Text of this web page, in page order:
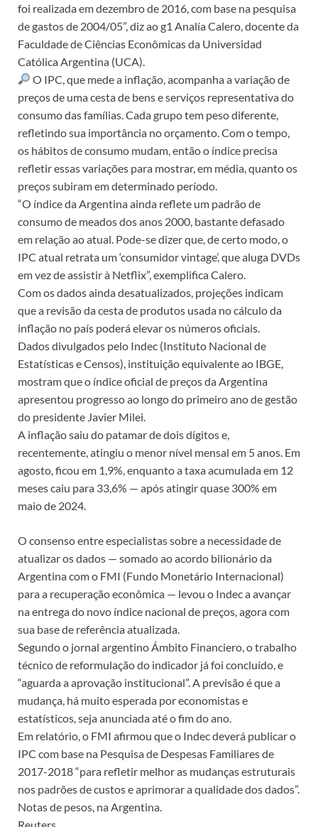
foi realizada em dezembro de 2016, com base na pesquisa
de gastos de 2004/05”, diz ao g1 Analía Calero, docente da
Faculdade de Ciências Econômicas da Universidad
Católica Argentina (UCA).
O IPC, que mede a inflação, acompanha a variação de
preços de uma cesta de bens e serviços representativa do
consumo das famílias. Cada grupo tem peso diferente,
refletindo sua importância no orçamento. Com o tempo,
os hábitos de consumo mudam, então o índice precisa
refletir essas variações para mostrar, em média, quanto os
preços subiram em determinado período.
“O índice da Argentina ainda reflete um padrão de
consumo de meados dos anos 2000, bastante defasado
em relação ao atual. Pode-se dizer que, de certo modo, o
IPC atual retrata um ‘consumidor vintage’, que aluga DVDs
em vez de assistir à Netflix”, exemplifica Calero.
Com os dados ainda desatualizados, projeções indicam
que a revisão da cesta de produtos usada no cálculo da
inflação no país poderá elevar os números oficiais.
Dados divulgados pelo Indec (Instituto Nacional de
Estatísticas e Censos), instituição equivalente ao IBGE,
mostram que o índice oficial de preços da Argentina
apresentou progresso ao longo do primeiro ano de gestão
do presidente Javier Milei.
A inflação saiu do patamar de dois dígitos e,
recentemente, atingiu o menor nível mensal em 5 anos. Em
agosto, ficou em 1,9%, enquanto a taxa acumulada em 12
meses caiu para 33,6% — após atingir quase 300% em
maio de 2024.
O consenso entre especialistas sobre a necessidade de
atualizar os dados — somado ao acordo bilionário da
Argentina com o FMI (Fundo Monetário Internacional)
para a recuperação econômica — levou o Indec a avançar
na entrega do novo índice nacional de preços, agora com
sua base de referência atualizada.
Segundo o jornal argentino Ámbito Financiero, o trabalho
técnico de reformulação do indicador já foi concluído, e
“aguarda a aprovação institucional”. A previsão é que a
mudança, há muito esperada por economistas e
estatísticos, seja anunciada até o fim do ano.
Em relatório, o FMI afirmou que o Indec deverá publicar o
IPC com base na Pesquisa de Despesas Familiares de
2017-2018 “para refletir melhor as mudanças estruturais
nos padrões de custos e aprimorar a qualidade dos dados”.
Notas de pesos, na Argentina.
Reuters